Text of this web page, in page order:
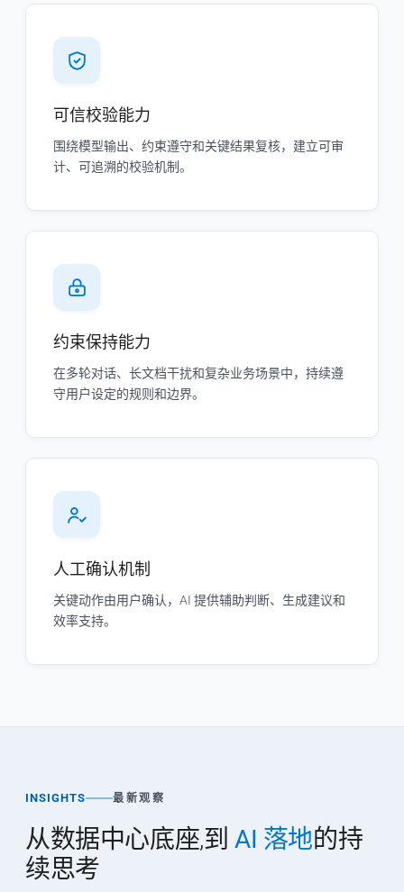
可信校验能力
围绕模型输出、约束遵守和关键结果复核，建立可审
计、可追溯的校验机制。
约束保持能力
在多轮对话、长文档干扰和复杂业务场景中，持续遵
守用户设定的规则和边界。
人工确认机制
关键动作由用户确认，AI 提供辅助判断、生成建议和
效率支持。
INSIGHTS 最新观察
从数据中心底座,到AI 落地的持
续思考